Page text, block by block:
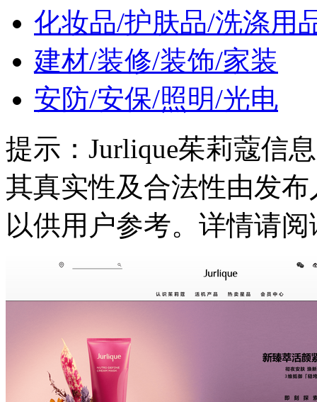
化妆品/护肤品/洗涤用
建材/装修/装饰/家装
安防/安保/照明/光电
提示： Jurlique茱莉蔻信
其真实性及合法性由发
以供用户参考。详情请